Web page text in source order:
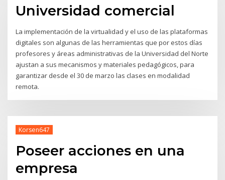
Universidad comercial
La implementación de la virtualidad y el uso de las plataformas
digitales son algunas de las herramientas que por estos días
profesores y áreas administrativas de la Universidad del Norte
ajustan a sus mecanismos y materiales pedagógicos, para
garantizar desde el 30 de marzo las clases en modalidad
remota.
Korsen647
Poseer acciones en una
empresa